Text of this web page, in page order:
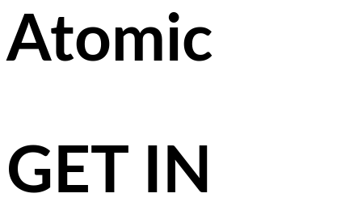
Atomic
GET IN